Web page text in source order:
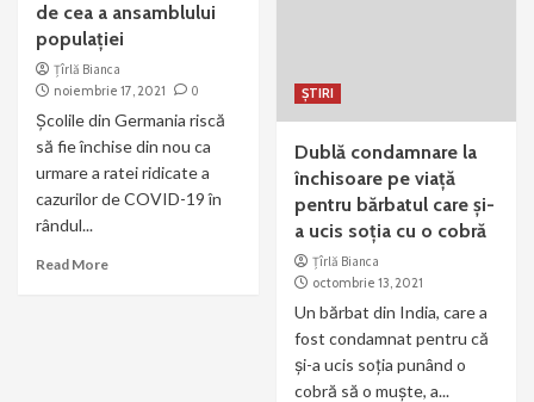
de cea a ansamblului
populaţiei
Țîrlă Bianca
noiembrie 17, 2021
0
Şcolile din Germania riscă
să fie închise din nou ca
urmare a ratei ridicate a
cazurilor de COVID-19 în
rândul...
Read More
ȘTIRI
Dublă condamnare la
închisoare pe viață
pentru bărbatul care și-
a ucis soția cu o cobră
Țîrlă Bianca
octombrie 13, 2021
Un bărbat din India, care a
fost condamnat pentru că
și-a ucis soția punând o
cobră să o muște, a...